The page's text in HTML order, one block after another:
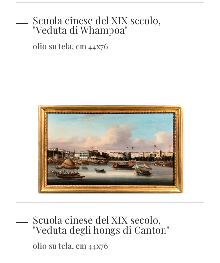
Scuola cinese del XIX secolo,
"Veduta di Whampoa"
olio su tela, cm 44x76
Scuola cinese del XIX secolo,
"Veduta degli hongs di Canton"
olio su tela, cm 44x76